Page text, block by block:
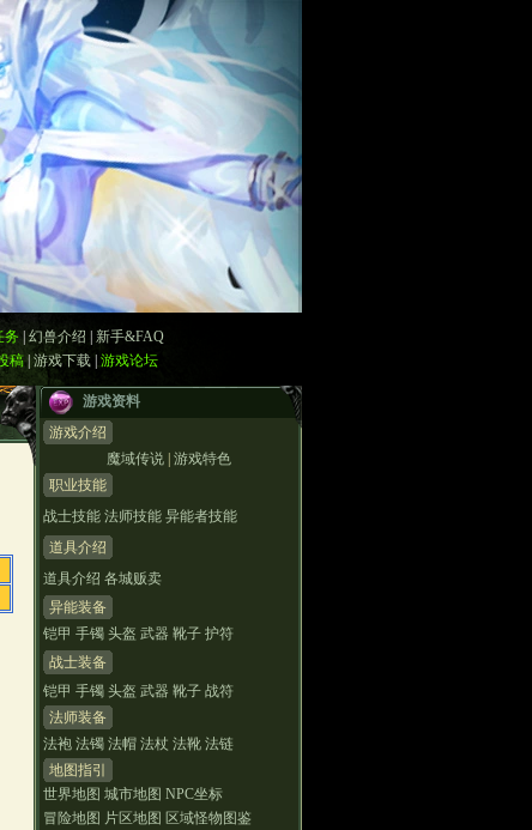
务| 幻兽介绍
新手&FAQ
稿| 游戏下载 游戏论坛
游戏资料
游戏介绍
魔域传说 游戏特色
职业技能
战士技能 法师技能 异能者技能
道具介绍
道具介绍 各城贩卖
异能装备
铠甲 手镯 头盔 武器 靴子 护符
战士装备
铠甲 手镯 头盔 武器 靴子 战符
法师装备
法袍 法镯 法帽 法杖 法靴 法链
地图指引
世界地图 城市地图 NPC坐标
冒险地图 片区地图 区域怪物图鉴